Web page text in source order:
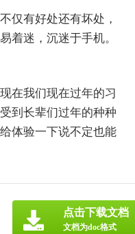
仅有好处还有坏处，
着迷，沉迷于手机。
在我们现在过年的习
到长辈们过年的种种
体验一下说不定也能
点击下载文档
文档为doc格式